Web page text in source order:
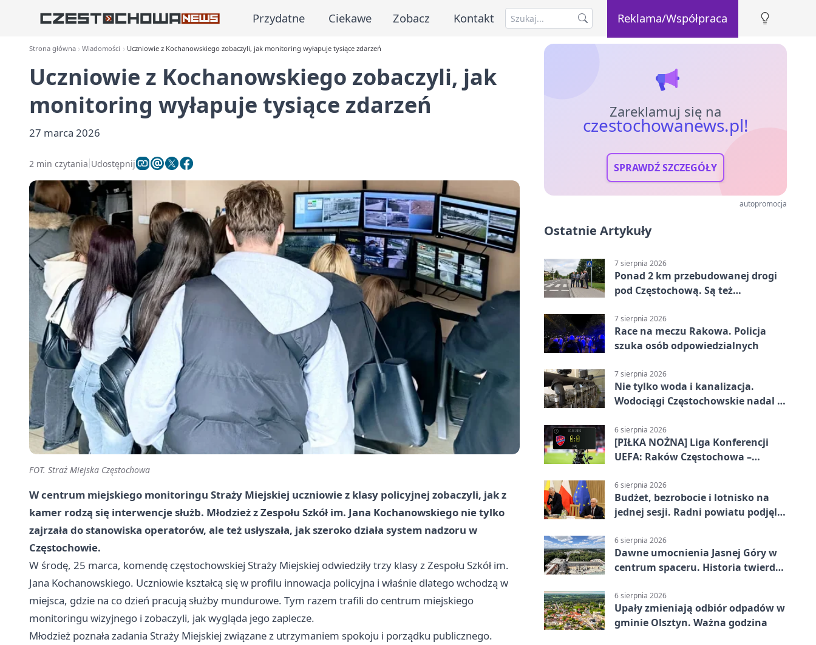
Przydatne Ciekawe Zobacz Kontakt Reklama/Współpraca
Strona główna Wiadomości Uczniowie z Kochanowskiego zobaczyli, jak monitoring wyłapuje tysiące zdarzeń
Uczniowie z Kochanowskiego zobaczyli, jak
monitoring wyłapuje tysiące zdarzeń
27 marca 2026
2 min czytania Udostępnij
FOT. Straż Miejska Częstochowa
W centrum miejskiego monitoringu Straży Miejskiej uczniowie z klasy policyjnej zobaczyli, jak z
kamer rodzą się interwencje służb. Młodzież z Zespołu Szkół im. Jana Kochanowskiego nie tylko
zajrzała do stanowiska operatorów, ale też usłyszała, jak szeroko działa system nadzoru w
Częstochowie.
W środę, 25 marca, komendę częstochowskiej Straży Miejskiej odwiedziły trzy klasy z Zespołu Szkół im.
Jana Kochanowskiego. Uczniowie kształcą się w profilu innowacja policyjna i właśnie dlatego wchodzą w
miejsca, gdzie na co dzień pracują służby mundurowe. Tym razem trafili do centrum miejskiego
monitoringu wizyjnego i zobaczyli, jak wygląda jego zaplecze.
Młodzież poznała zadania Straży Miejskiej związane z utrzymaniem spokoju i porządku publicznego.
Zareklamuj się na
czestochowanews.pl!
SPRAWDŹ SZCZEGÓŁY
autopromocja
Ostatnie Artykuły
7 sierpnia 2026
Ponad 2 km przebudowanej drogi
pod Częstochową. Są też
7 sierpnia 2026
Race na meczu Rakowa. Policja
szuka osób odpowiedzialnych
7 sierpnia 2026
Nie tylko woda i kanalizacja.
Wodociągi Częstochowskie nadal w
6 sierpnia 2026
[PIŁKA NOŻNA] Liga Konferencji
UEFA: Raków Częstochowa –
meczu III rundy eliminacji
6 sierpnia 2026
Budżet, bezrobocie i lotnisko na
jednej sesji. Radni powiatu podjęli
6 sierpnia 2026
Dawne umocnienia Jasnej Góry w
centrum spaceru. Historia twierdzy
6 sierpnia 2026
Upały zmieniają odbiór odpadów w
gminie Olsztyn. Ważna godzina